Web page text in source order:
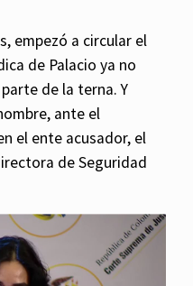
empezó a circular el
de Palacio ya no
de la terna. Y
ante el
el ente acusador, el
de Seguridad